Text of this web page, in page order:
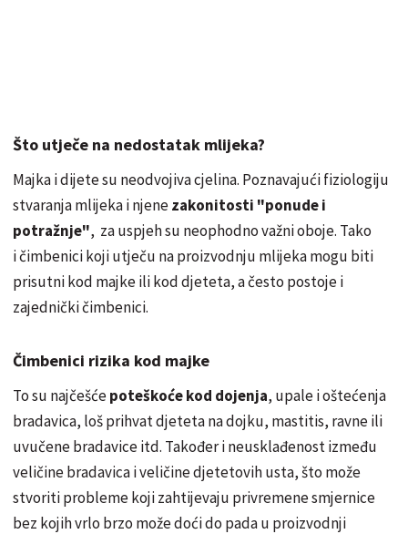
Što utječe na nedostatak mlijeka?
Majka i dijete su neodvojiva cjelina. Poznavajući fiziologiju
stvaranja mlijeka i njenezakonitosti "ponude i
potražnje", za uspjeh su neophodno važni oboje. Tako
i čimbenici koji utječu na proizvodnju mlijeka mogu biti
prisutni kod majke ili kod djeteta, a često postoje i
zajednički čimbenici.
Čimbenici rizika kod majke
To su najčešćepoteškoće kod dojenja, upale i oštećenja
bradavica, loš prihvat djeteta na dojku, mastitis, ravne ili
uvučene bradavice itd. Također i neusklađenost između
veličine bradavica i veličine djetetovih usta, što može
stvoriti probleme koji zahtijevaju privremene smjernice
bez kojih vrlo brzo može doći do pada u proizvodnji